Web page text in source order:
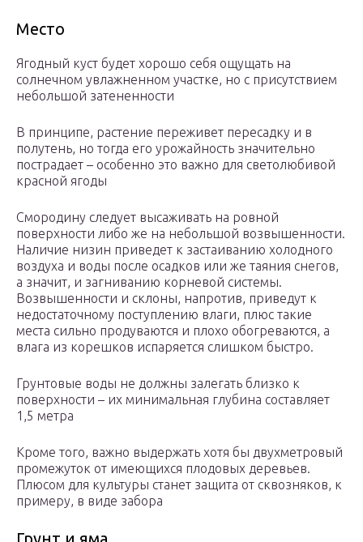
Место
Ягодный куст будет хорошо себя ощущать на
солнечном увлажненном участке, но с присутствием
небольшой затененности
В принципе, растение переживет пересадку и в
полутень, но тогда его урожайность значительно
пострадает – особенно это важно для светолюбивой
красной ягоды
Смородину следует высаживать на ровной
поверхности либо же на небольшой возвышенности.
Наличие низин приведет к застаиванию холодного
воздуха и воды после осадков или же таяния снегов,
а значит, и загниванию корневой системы.
Возвышенности и склоны, напротив, приведут к
недостаточному поступлению влаги, плюс такие
места сильно продуваются и плохо обогреваются, а
влага из корешков испаряется слишком быстро.
Грунтовые воды не должны залегать близко к
поверхности – их минимальная глубина составляет
1,5 метра
Кроме того, важно выдержать хотя бы двухметровый
промежуток от имеющихся плодовых деревьев.
Плюсом для культуры станет защита от сквозняков, к
примеру, в виде забора